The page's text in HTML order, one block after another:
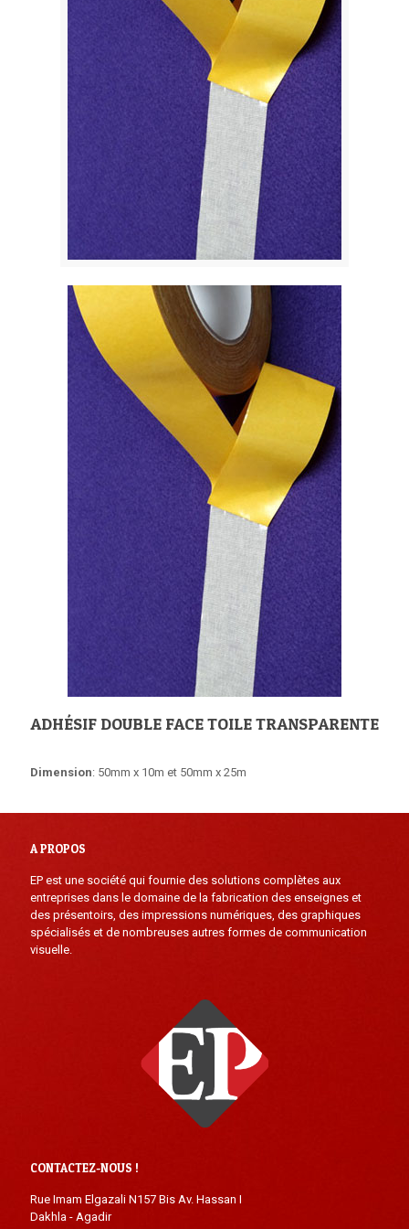
ADHÉSIF DOUBLE FACE TOILE TRANSPARENTE
Dimension: 50mm x 10m et 50mm x 25m
A PROPOS
EP est une société qui fournie des solutions complètes aux
entreprises dans le domaine de la fabrication des enseignes et
des présentoirs, des impressions numériques, des graphiques
spécialisés et de nombreuses autres formes de communication
visuelle.
CONTACTEZ-NOUS !
Rue Imam Elgazali N157 Bis Av. Hassan I
Dakhla - Agadir